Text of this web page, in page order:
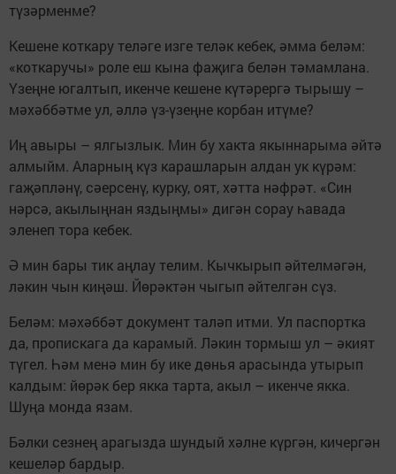
түзәрменме?
Кешене коткару теләге изге теләк кебек, әмма беләм:
«коткаручы» роле еш кына фаҗига белән тәмамлана.
Үзеңне югалтып, икенче кешене күтәрергә тырышу –
мәхәббәтме ул, әллә үз-үзеңне корбан итүме?
Иң авыры – ялгызлык. Мин бу хакта якыннарыма әйтә
алмыйм. Аларның күз карашларын алдан ук күрәм:
гаҗәпләнү, сәерсенү, курку, оят, хәтта нәфрәт. «Син
нәрсә, акылыңнан яздыңмы» дигән сорау һавада
эленеп тора кебек.
Ә мин бары тик аңлау телим. Кычкырып әйтелмәгән,
ләкин чын киңәш. Йөрәктән чыгып әйтелгән сүз.
Беләм: мәхәббәт документ таләп итми. Ул паспортка
да, пропискага да карамый. Ләкин тормыш ул – әкият
түгел. Һәм менә мин бу ике дөнья арасында утырып
калдым: йөрәк бер якка тарта, акыл – икенче якка.
Шуңа монда язам.
Бәлки сезнең арагызда шундый хәлне күргән, кичергән
кешеләр бардыр.